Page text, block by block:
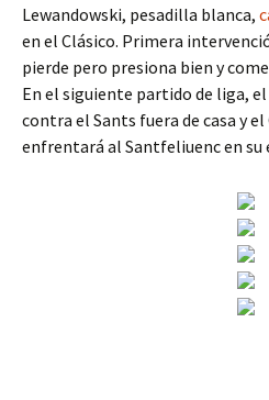
Lewandowski, pesadilla blanca,
en el Clásico. Primera
pierde pero presiona bien y
En el siguiente partido de liga,
contra el Sants fuera de casa y
enfrentará al Santfeliuenc en su